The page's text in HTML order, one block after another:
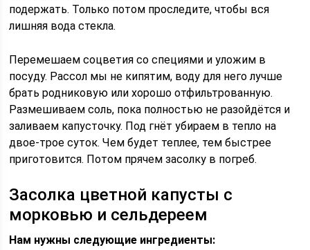
подержать. Только потом проследите, чтобы вся
лишняя вода стекла.
Перемешаем соцветия со специями и уложим в
посуду. Рассол мы не кипятим, воду для него лучше
брать родниковую или хорошо отфильтрованную.
Размешиваем соль, пока полностью не разойдётся и
заливаем капусточку. Под гнёт убираем в тепло на
двое-трое суток. Чем будет теплее, тем быстрее
приготовится. Потом прячем засолку в погреб.
Засолка цветной капусты с
морковью и сельдереем
Нам нужны следующие ингредиенты: